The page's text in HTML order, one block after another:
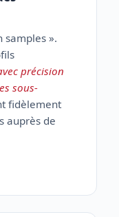
samples ».
précision
sous-
fidèlement
auprès de